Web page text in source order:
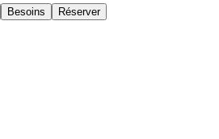
Besoins Réserver